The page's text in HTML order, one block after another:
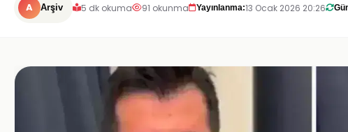
A Arşiv 5 dk okuma 91 okunma Yayınlanma:13 Ocak 2026 20:26